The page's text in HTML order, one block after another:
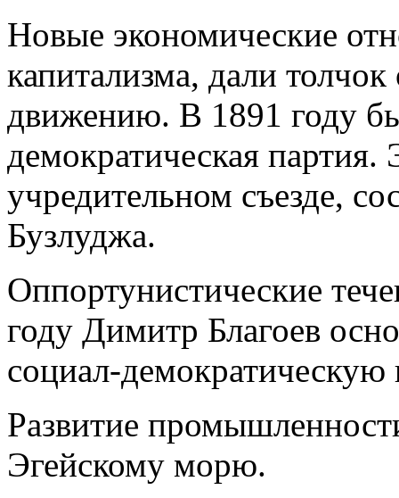
Новые экономические
капитализма, дали
движению. В 1891 году
демократическая
учредительном съезде,
Бузлуджа.
Оппортунистические
году Димитр Благоев
социал-
Развитие
Эгейскому морю.